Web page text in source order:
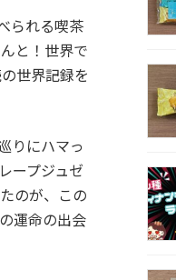
られる喫茶
と！世界で
世界記録を
りにハマっ
ープジュゼ
のが、この
運命の出会